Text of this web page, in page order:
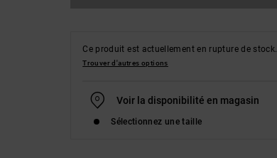
Ce produit est actuellement en rupture de stock.
Trouver d'autres options
Voir la disponibilité en magasin
Sélectionnez une taille